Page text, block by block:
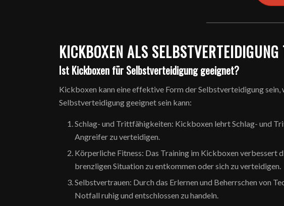
KICKBOXEN ALS
Ist Kickboxen für Selbstverteidigung geeignet?
Kickboxen kann eine effektive Form der Selbstverteidigung
Selbstverteidigung geeignet sein kann:
Schlag- und Trittfähigkeiten: Kickboxen lehrt Schlag- und
Angreifer zu verteidigen.
Körperliche Fitness: Das Training im Kickboxen verbessert
brenzligen Situation zu entkommen oder sich zu verteidigen.
Selbstvertrauen: Durch das Erlernen und Beherrschen von
Notfall ruhig und entschlossen zu handeln.